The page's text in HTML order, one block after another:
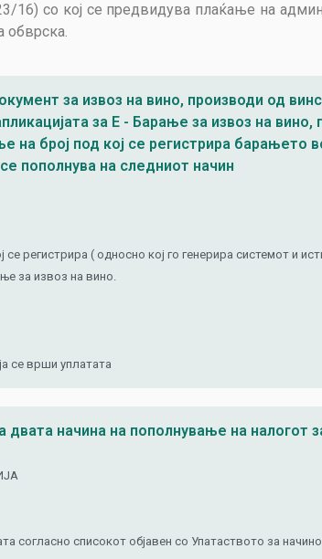
со кој се предвидува плаќање на
обврска.
за извоз на вино, производи од
за Е - Барање за извоз на
број под кој се регистрира барањето
пополнува на следниот начин
регистрира ( односно кој го генерира системот и
за извоз на вино.
се врши уплатата
начина на пополнување на налогот
списокот објавен со Упатаството за